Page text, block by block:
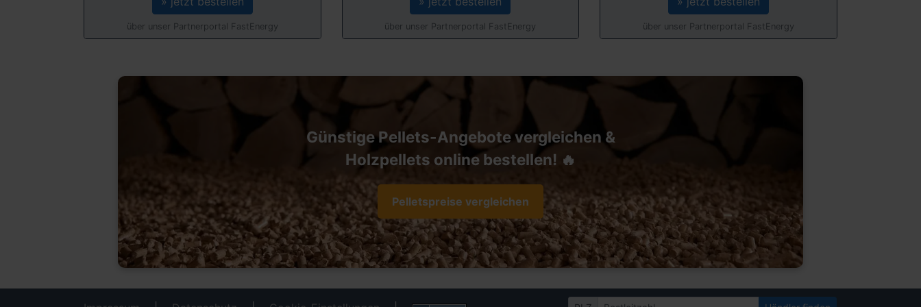
über unser Partnerportal FastEnergy über unser Partnerportal FastEnergy über unser Partnerportal FastEnergy
Günstige Pellets-Angebote vergleichen &
Holzpellets online bestellen! 🔥
Pelletspreise vergleichen